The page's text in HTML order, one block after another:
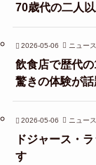
70歳代の二人
2026-05-06 ニュース
飲食店で歴代
驚きの体験が話
2026-05-06 ニュース
ドジャース・
す